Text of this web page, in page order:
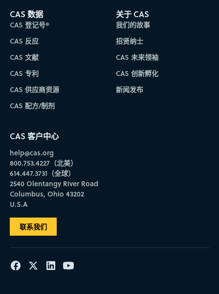
CAS 数据
CAS 登记号®
CAS 反应
CAS 文献
CAS 专利
CAS 供应商资源
CAS 配方/制剂
关于 CAS
我们的故事
招贤纳士
CAS 未来领袖
CAS 创新孵化
新闻发布
CAS 客户中心
help@cas.org
800.753.4227（北美）
614.447.3731（全球）
2540 Olentangy River Road
Columbus, Ohio 43202
U.S.A
联系我们